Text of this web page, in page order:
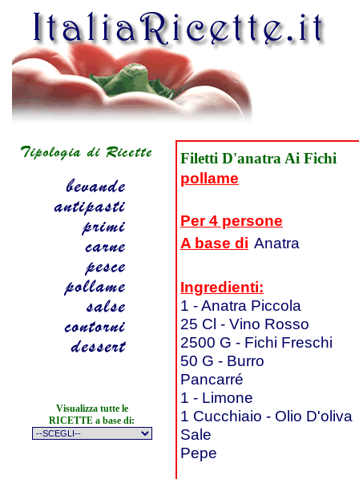
Visualizza tutte le
RICETTE a base di:
Filetti D'anatra Ai Fichi
pollame
Per 4 persone
A base di Anatra
Ingredienti:
1 - Anatra Piccola
25 Cl - Vino Rosso
2500 G - Fichi Freschi
50 G - Burro
Pancarré
1 - Limone
1 Cucchiaio - Olio D'oliva
Sale
Pepe